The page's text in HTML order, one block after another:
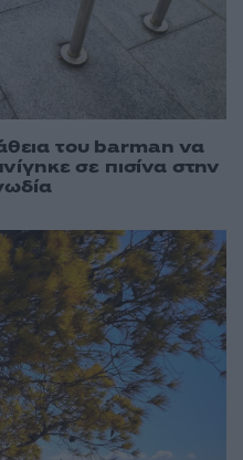
του barman να
σε πισίνα στην